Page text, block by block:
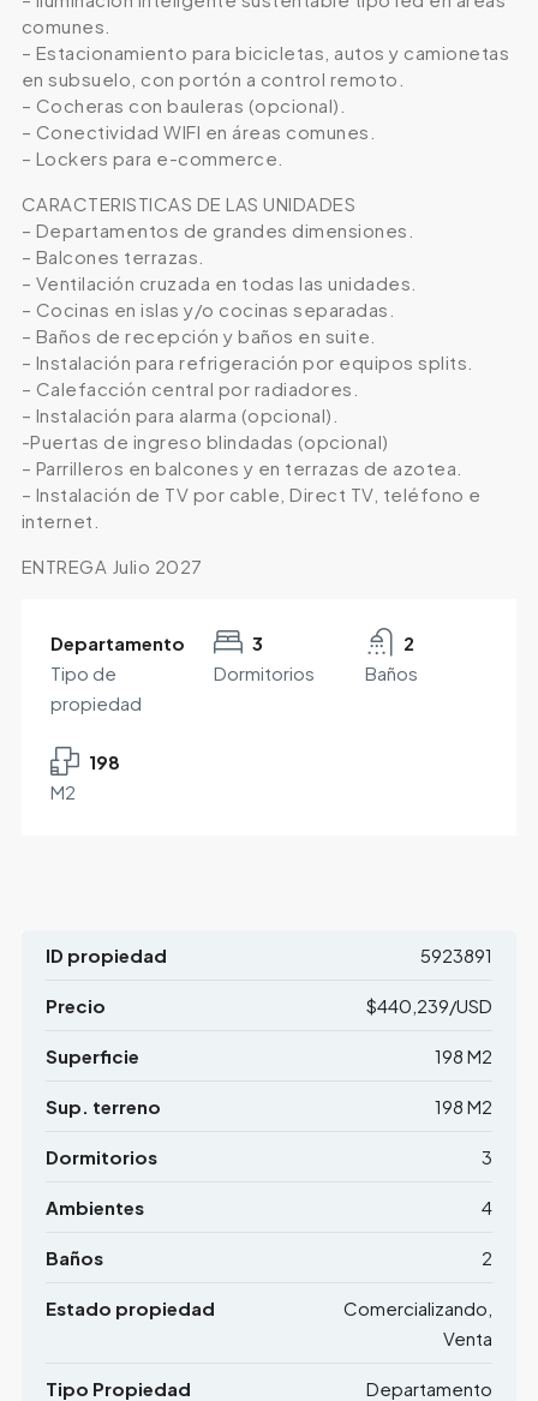
comunes.
– Estacionamiento para bicicletas, autos y camionetas
en subsuelo, con portón a control remoto.
– Cocheras con bauleras (opcional).
– Conectividad WIFI en áreas comunes.
– Lockers para e-commerce.
CARACTERISTICAS DE LAS UNIDADES
– Departamentos de grandes dimensiones.
– Balcones terrazas.
– Ventilación cruzada en todas las unidades.
– Cocinas en islas y/o cocinas separadas.
– Baños de recepción y baños en suite.
– Instalación para refrigeración por equipos splits.
– Calefacción central por radiadores.
– Instalación para alarma (opcional).
-Puertas de ingreso blindadas (opcional)
– Parrilleros en balcones y en terrazas de azotea.
– Instalación de TV por cable, Direct TV, teléfono e
internet.
ENTREGA Julio 2027
Departamento
Tipo de
propiedad
3
Dormitorios
2
Baños
198
M2
ID propiedad 5923891
Precio $440,239/USD
Superficie 198 M2
Sup. terreno 198 M2
Dormitorios 3
Ambientes 4
Baños 2
Estado propiedad
Comercializando,
Venta
Tipo Propiedad Departamento